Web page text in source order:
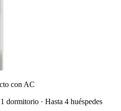
con AC
dormitorio · Hasta 4 huéspedes